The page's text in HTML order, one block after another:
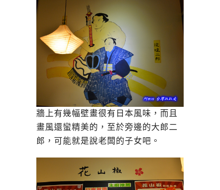
牆上有幾幅壁畫很有日本風味，而且
畫風還蠻精美的，至於旁邊的大郎二
郎，可能就是說老闆的子女吧。